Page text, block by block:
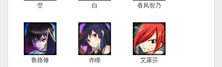
空 白 香风智乃
鲁路修 赤瞳 艾露莎